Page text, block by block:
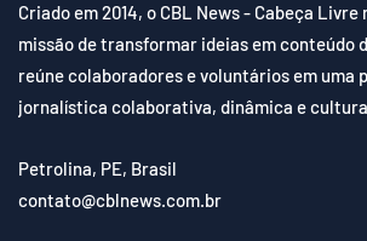
Criado em 2014, o CBL News - Cabeça Livre
missão de transformar ideias em conteúdo
reúne colaboradores e voluntários em uma
jornalística colaborativa, dinâmica e
Petrolina, PE, Brasil
contato@cblnews.com.br